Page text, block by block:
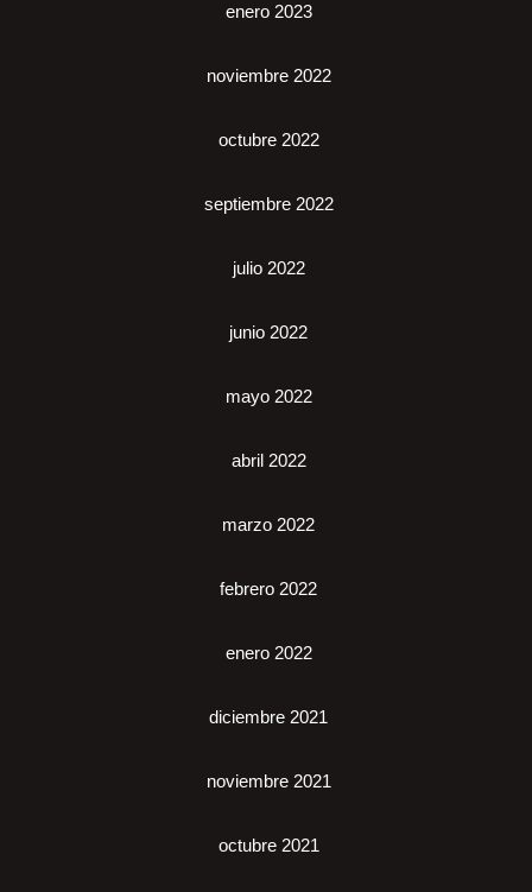
enero 2023
noviembre 2022
octubre 2022
septiembre 2022
julio 2022
junio 2022
mayo 2022
abril 2022
marzo 2022
febrero 2022
enero 2022
diciembre 2021
noviembre 2021
octubre 2021